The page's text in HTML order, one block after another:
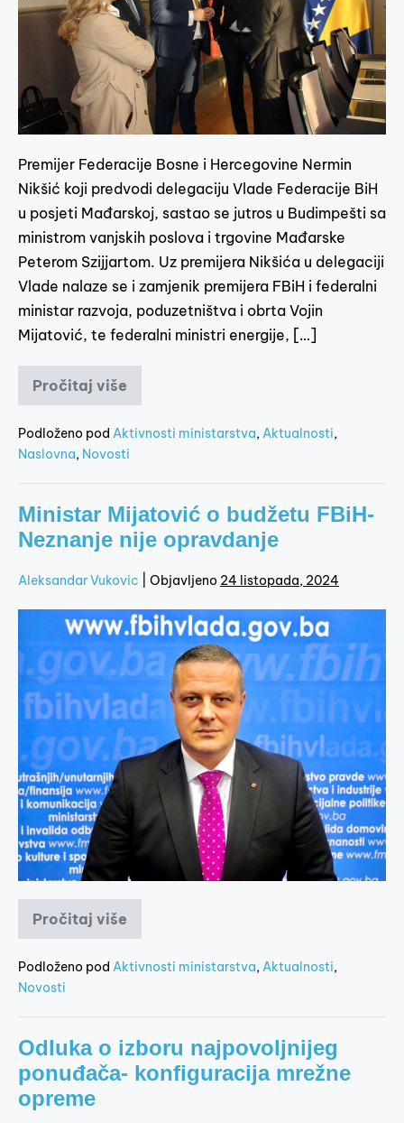
Premijer Federacije Bosne i Hercegovine Nermin
Nikšić koji predvodi delegaciju Vlade Federacije BiH
u posjeti Mađarskoj, sastao se jutros u Budimpešti sa
ministrom vanjskih poslova i trgovine Mađarske
Peterom Szijjartom. Uz premijera Nikšića u delegaciji
Vlade nalaze se i zamjenik premijera FBiH i federalni
ministar razvoja, poduzetništva i obrta Vojin
Mijatović, te federalni ministri energije, […]
Pročitaj više
Podloženo pod Aktivnosti ministarstva,Aktualnosti,
Naslovna, Novosti
Ministar Mijatović o budžetu FBiH-
Neznanje nije opravdanje
Aleksandar Vukovic Objavljeno 24 listopada, 2024
Pročitaj više
Podloženo pod Aktivnosti ministarstva,Aktualnosti,
Novosti
Odluka o izboru najpovoljnijeg
ponuđača- konfiguracija mrežne
opreme